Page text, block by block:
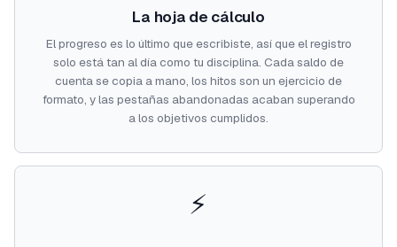
La hoja de cálculo
El progreso es lo último que escribiste, así que el registro
solo está tan al día como tu disciplina. Cada saldo de
cuenta se copia a mano, los hitos son un ejercicio de
formato, y las pestañas abandonadas acaban superando
a los objetivos cumplidos.
⚡